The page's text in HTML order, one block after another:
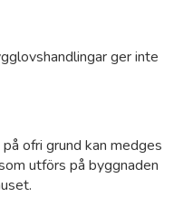
ger inte
ofri grund kan medges
utförs på byggnaden